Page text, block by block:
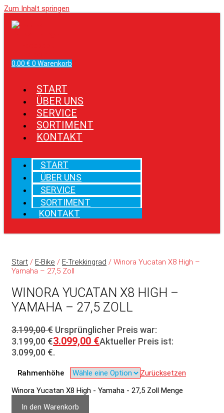
Zum Inhalt springen
0,00 € 0 Warenkorb
START
ÜBER UNS
SERVICE
SORTIMENT
KONTAKT
START
ÜBER UNS
SERVICE
SORTIMENT
KONTAKT
Start / E-Bike / E-Trekkingrad / Winora Yucatan X8 High –
Yamaha – 27,5 Zoll
WINORA YUCATAN X8 HIGH –
YAMAHA – 27,5 ZOLL
3.199,00€ Ursprünglicher Preis war:
3.199,00 €3.099,00 €Aktueller Preis ist:
3.099,00 €.
Rahmenhöhe
Zurücksetzen
Winora Yucatan X8 High - Yamaha - 27,5 Zoll Menge
In den Warenkorb